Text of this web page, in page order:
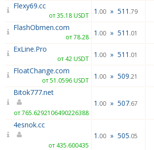
Flexy69.cc
от 35.18 USDT 1 .00 » 511 .79
FlashObmen.com
от 78.28 1 .00 » 511 .01
ExLine.Pro
от 42 USDT 1 .00 » 511 .01
FloatChange.com
от 51.0596 USDT 1 .00 » 509.21
Bitok777.net
от 765.6292106490226388
1 .00 » 507.67
4esnok.cc
от 435.600435
1 .00 » 505.05